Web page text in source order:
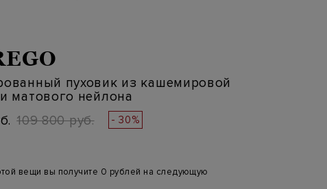
пуховик из кашемировой
матового нейлона
109 800 руб. - 30%
вещи вы получите 0 рублей на следующую